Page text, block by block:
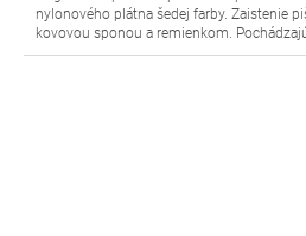
nylonového plátna šedej farby. Zaistenie
kovovou sponou a remienkom.